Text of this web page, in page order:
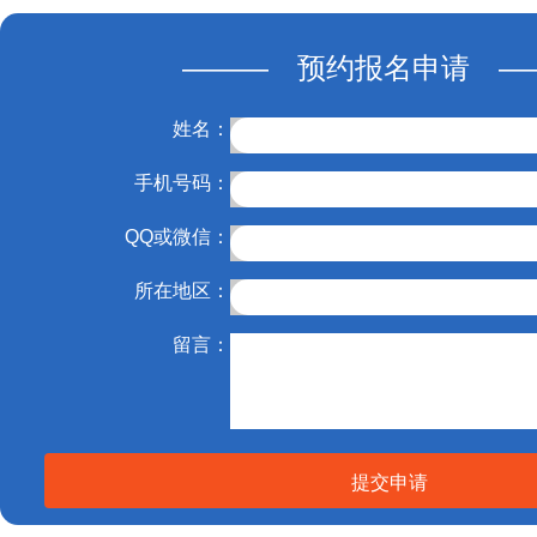
——— 预约报名申请
姓名：
手机号码：
QQ或微信：
所在地区：
留言：
提交申请